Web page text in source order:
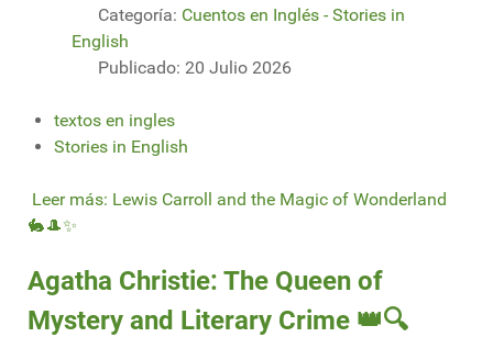
Categoría: Cuentos en Inglés - Stories in
English
Publicado: 20 Julio 2026
textos en ingles
Stories in English
Leer más: Lewis Carroll and the Magic of Wonderland
🐇🎩✨
Agatha Christie: The Queen of
Mystery and Literary Crime 👑🔍